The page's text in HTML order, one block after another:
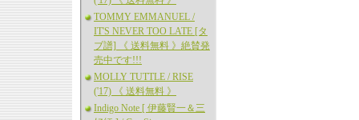
TOMMY EMMANUEL /
IT'S NEVER TOO LATE [タ
ブ譜] 《 送料無料 》絶賛発
売中です!!!
MOLLY TUTTLE / RISE
('17) 《 送料無料 》
Indigo Note [ 伊藤賢一＆三